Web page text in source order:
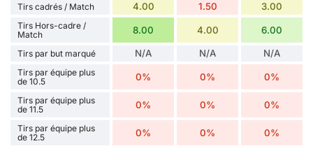
Tirs cadrés / Match 4.00 1.50 3.00
Tirs Hors-cadre /
Match
8.00 4.00 6.00
Tirs par but marqué N/A N/A N/A
Tirs par équipe plus
de 10.5
0% 0% 0%
Tirs par équipe plus
de 11.5
0% 0% 0%
Tirs par équipe plus
de 12.5
0% 0% 0%